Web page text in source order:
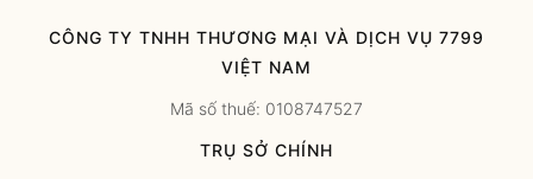
CÔNG TY TNHH THƯƠNG MẠI VÀ DỊCH VỤ 7799
VIỆT NAM
Mã số thuế: 0108747527
TRỤ SỞ CHÍNH